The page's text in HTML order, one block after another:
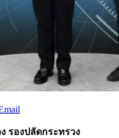
รองปลัดกระทรวง